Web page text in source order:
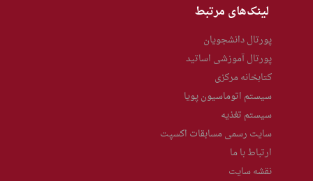
لینک‌های مرتبط
پورتال دانشجویان
پورتال آموزشی اساتید
کتابخانه مرکزی
سیستم اتوماسیون پویا
سیستم تغذیه
سایت رسمی مسابقات اکسپت
ارتباط با ما
نقشه سایت